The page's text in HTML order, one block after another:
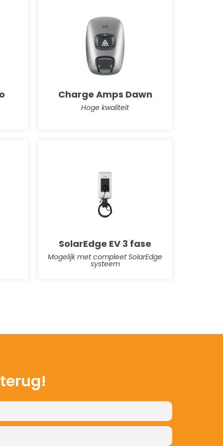
Charge Amps Dawn
Hoge kwaliteit
SolarEdge EV 3 fase
Mogelijk met compleet SolarEdge
systeem